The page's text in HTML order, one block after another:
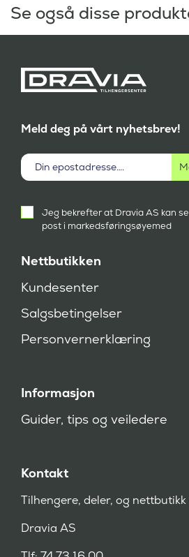
Se også disse
Nettbutikken
Kundesenter
Salgsbetingelser
Personvernerklæring
Informasjon
Guider, tips og veiledere
Meld deg på vårt nyhetsbrev!
samtykke
k
e
d
Jeg bekrefter at Dravia AS kan
post i markedsføringsøyemed
Kontakt
Tilhengere, deler, og nettbutikk
Dravia AS